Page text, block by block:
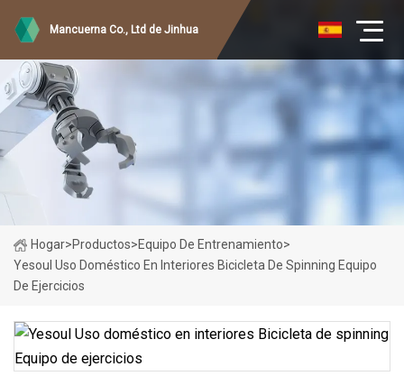
Mancuerna Co., Ltd de Jinhua
Hogar>Productos>Equipo De Entrenamiento>
Yesoul Uso Doméstico En Interiores Bicicleta De Spinning Equipo
De Ejercicios